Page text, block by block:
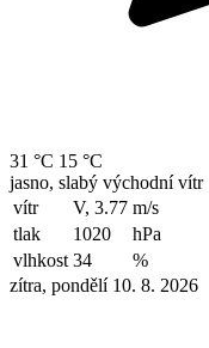
31 °C 15 °C
jasno, slabý východní vítr
vítr
V, 3.77 m/s
tlak
1020
hPa
vlhkost 34
%
zítra, pondělí 10. 8. 2026